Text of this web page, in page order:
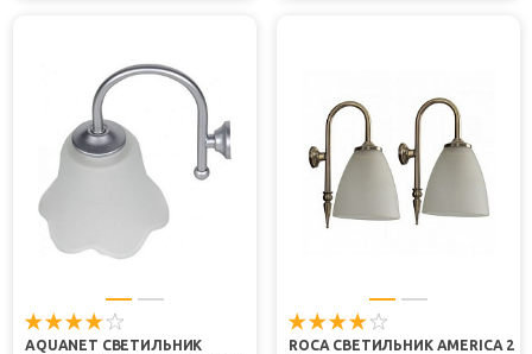
AQUANET СВЕТИЛЬНИК
ROCA СВЕТИЛЬНИК AMERICA 2